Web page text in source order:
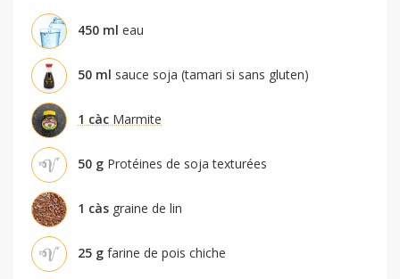
450 ml eau
50 ml sauce soja (tamari si sans gluten)
1 càc Marmite
50 g Protéines de soja texturées
1 càs graine de lin
25 g farine de pois chiche